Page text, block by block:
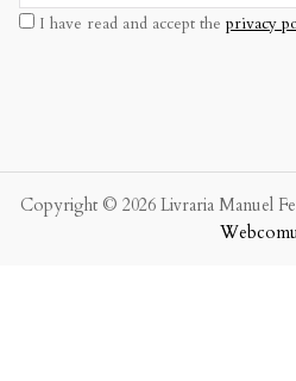
I have read and accept the privacy
Copyright © 2026 Livraria Manuel